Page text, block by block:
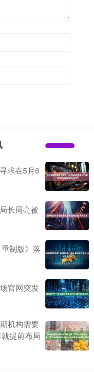
求在5月6
长周亮被
制版》落
官网突发
机构需要
提前布局